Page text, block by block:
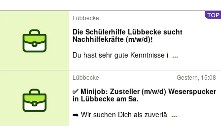
Lübbecke
Die Schülerhilfe Lübbecke sucht
Nachhilfekräfte (m/w/d)!
Du hast sehr gute Kenntnisse i ...
Lübbecke Gestern, 15:08
✅ Minijob: Zusteller (m/w/d) Weserspucker
in Lübbecke am Sa.
➡️ Wir suchen Dich als zuverlä ...